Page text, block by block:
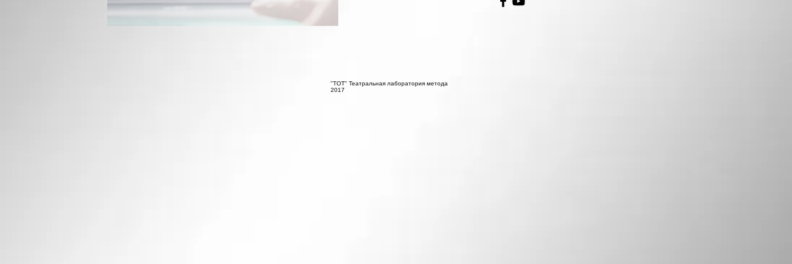
"ТОТ" Театральная лаборатория метода
2017